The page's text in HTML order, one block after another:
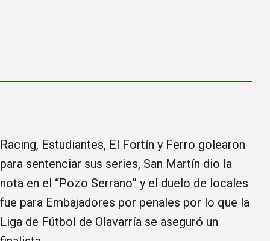
Racing, Estudiantes, El Fortín y Ferro golearon
para sentenciar sus series, San Martín dio la
nota en el “Pozo Serrano” y el duelo de locales
fue para Embajadores por penales por lo que la
Liga de Fútbol de Olavarría se aseguró un